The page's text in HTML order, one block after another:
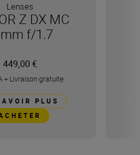
Lenses
Z DX MC
f/1.7
449,00 €
+ Livraison gratuite
PLUS